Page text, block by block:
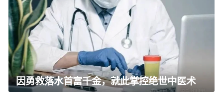
因勇救落水首富千金，就此掌控绝世中医术